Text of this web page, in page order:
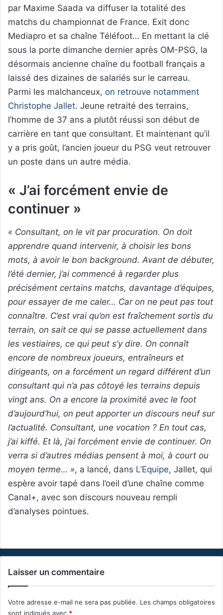
par Maxime Saada va diffuser la totalité des
matchs du championnat de France. Exit donc
Mediapro et sa chaîne Téléfoot… En mettant la clé
sous la porte dimanche dernier après OM-PSG, la
désormais ancienne chaîne du football français a
laissé des dizaines de salariés sur le carreau.
Parmi les malchanceux, on retrouve notamment
Christophe Jallet. Jeune retraité des terrains,
l’homme de 37 ans a plutôt réussi son début de
carrière en tant que consultant. Et maintenant qu’il
y a pris goût, l’ancien joueur du PSG veut retrouver
un poste dans un autre média.
« J’ai forcément envie de
continuer »
« Consultant, on le vit par procuration. On doit
apprendre quand intervenir, à choisir les bons
mots, à avoir le bon background. Avant de débuter,
l’été dernier, j’ai commencé à regarder plus
précisément certains matchs, davantage d’équipes,
pour essayer de me caler… Car on ne peut pas tout
connaître. C’est vrai qu’on est fraîchement sortis du
terrain, on sait ce qui se passe actuellement dans
les vestiaires, ce qui peut s’y dire. On connaît
encore de nombreux joueurs, entraîneurs et
dirigeants, on a forcément un regard différent d’un
consultant qui n’a pas côtoyé les terrains depuis
vingt ans. On a encore la proximité avec le foot
d’aujourd’hui, on peut apporter un discours neuf sur
l’actualité. Consultant, une vocation ? En tout cas,
j’ai kiffé. Et là, j’ai forcément envie de continuer. On
verra si d’autres médias pensent à moi, à court ou
moyen terme… », a lancé, dans L’Equipe, Jallet, qui
espère avoir tapé dans l’oeil d’une chaîne comme
Canal+, avec son discours nouveau rempli
d’analyses pointues.
Laisser un commentaire
Votre adresse e-mail ne sera pas publiée. Les champs obligatoires
sont indiqués avec *